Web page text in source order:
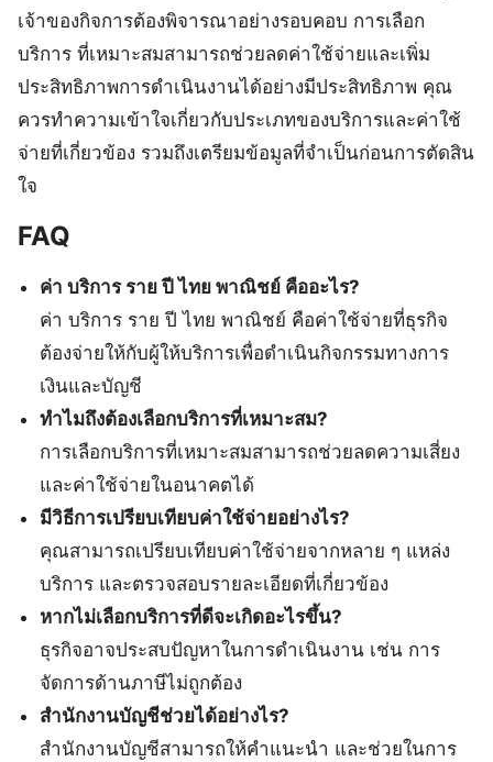
เจ้าของกิจการต้องพิจารณาอย่างรอบคอบ การเลือก
บริการ ที่เหมาะสมสามารถช่วยลดค่าใช้จ่ายและเพิ่ม
ประสิทธิภาพการดำเนินงานได้อย่างมีประสิทธิภาพ คุณ
ควรทำความเข้าใจเกี่ยวกับประเภทของบริการและค่าใช้
จ่ายที่เกี่ยวข้อง รวมถึงเตรียมข้อมูลที่จำเป็นก่อนการตัดสิน
ใจ
FAQ
ค่า บริการ ราย ปี ไทย พาณิชย์ คืออะไร?
ค่า บริการ ราย ปี ไทย พาณิชย์ คือค่าใช้จ่ายที่ธุรกิจ
ต้องจ่ายให้กับผู้ให้บริการเพื่อดำเนินกิจกรรมทางการ
เงินและบัญชี
ทำไมถึงต้องเลือกบริการที่เหมาะสม?
การเลือกบริการที่เหมาะสมสามารถช่วยลดความเสี่ยง
และค่าใช้จ่ายในอนาคตได้
มีวิธีการเปรียบเทียบค่าใช้จ่ายอย่างไร?
คุณสามารถเปรียบเทียบค่าใช้จ่ายจากหลาย ๆ แหล่ง
บริการ และตรวจสอบรายละเอียดที่เกี่ยวข้อง
หากไม่เลือกบริการที่ดีจะเกิดอะไรขึ้น?
ธุรกิจอาจประสบปัญหาในการดำเนินงาน เช่น การ
จัดการด้านภาษีไม่ถูกต้อง
สำนักงานบัญชีช่วยได้อย่างไร?
สำนักงานบัญชีสามารถให้คำแนะนำ และช่วยในการ